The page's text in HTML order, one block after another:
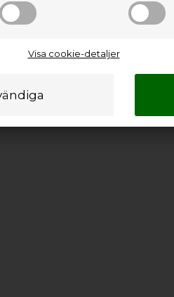
Visa cookie-detaljer